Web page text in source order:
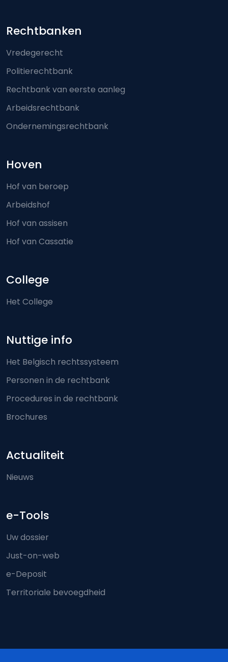
Footer-menu
Rechtbanken
Vredegerecht
Politierechtbank
Rechtbank van eerste aanleg
Arbeidsrechtbank
Ondernemingsrechtbank
Hoven
Hof van beroep
Arbeidshof
Hof van assisen
Hof van Cassatie
College
Het College
Nuttige info
Het Belgisch rechtssysteem
Personen in de rechtbank
Procedures in de rechtbank
Brochures
Actualiteit
Nieuws
e-Tools
Uw dossier
Just-on-web
e-Deposit
Territoriale bevoegdheid